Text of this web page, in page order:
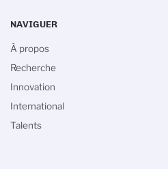
NAVIGUER
À propos
Recherche
Innovation
International
Talents